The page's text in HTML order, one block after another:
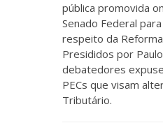
pública promovida
Senado Federal
respeito da
Presididos por
debatedores
PECs que visam
Tributário.